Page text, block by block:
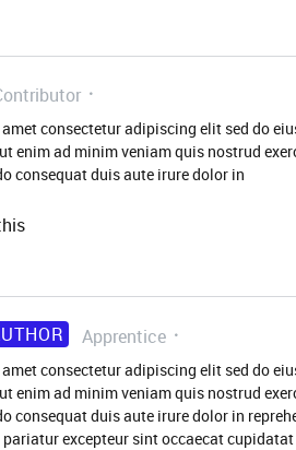
consectetur adipiscing elit sed do
enim ad minim veniam quis nostrud
consequat duis aute irure dolor in
Apprentice
consectetur adipiscing elit sed do
enim ad minim veniam quis nostrud
consequat duis aute irure dolor in
excepteur sint occaecat